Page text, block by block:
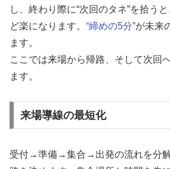
し、終わり際に“次回のタネ”を拾う
ど楽になります。 “締めの5分”が未来
ます。
ここでは来場から帰路、そして次回
ます。
来場導線の最短化
受付→準備→集合→出発の流れを分